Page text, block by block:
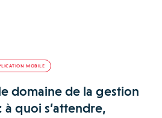
MOBILE
domaine de la gestion
quoi s’attendre,